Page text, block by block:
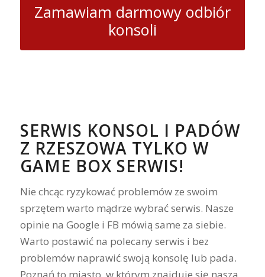
Zamawiam darmowy odbiór
konsoli
SERWIS KONSOL I PADÓW
Z RZESZOWA TYLKO W
GAME BOX SERWIS!
Nie chcąc ryzykować problemów ze swoim
sprzętem warto mądrze wybrać serwis. Nasze
opinie na Google i FB mówią same za siebie.
Warto postawić na polecany serwis i bez
problemów naprawić swoją konsolę lub pada.
Poznań to miasto, w którym znajduje się nasza